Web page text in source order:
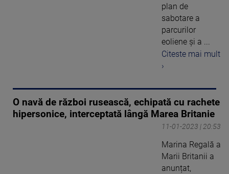
plan de
sabotare a
parcurilor
eoliene și a ...
Citeste mai mult
›
O navă de război rusească, echipată cu rachete
hipersonice, interceptată lângă Marea Britanie
11-01-2023 | 20:53
Marina Regală a
Marii Britanii a
anunțat,